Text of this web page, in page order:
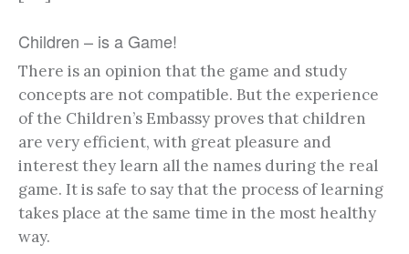
Children – is a Game!
There is an opinion that the game and study
concepts are not compatible. But the experience
of the Children’s Embassy proves that children
are very efficient, with great pleasure and
interest they learn all the names during the real
game. It is safe to say that the process of learning
takes place at the same time in the most healthy
way.